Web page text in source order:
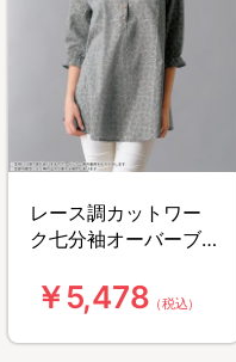
レース調カットワー
ク七分袖オーバーブ
￥5,478 （税込）